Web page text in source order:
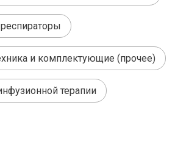
и комплектующие (прочее)
терапии